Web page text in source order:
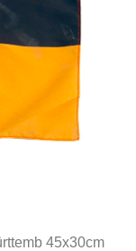
45x30cm